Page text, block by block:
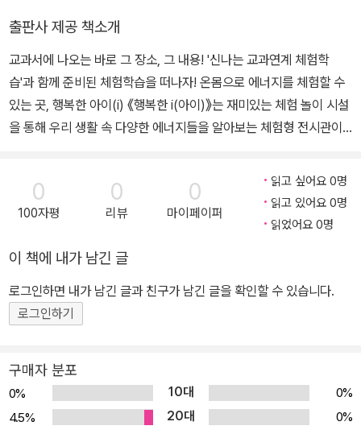
출판사 제공 책소개
교과서에 나오는 바로 그 장소, 그 내용! '신나는 교과연계 체험학
습'과 함께 준비된 체험학습을 떠나자! 온몸으로 에너지를 체험할 수
있는 곳, 행복한 아이(i) 《행복한 i(아이)》는 재미있는 체험 놀이 시설
을 통해 우리 생활 속 다양한 에너지들을 알아보는 체험형 전시관이
리에 대해 소개해 다양한 에너지원에 대한 학습을 자연스럽게 할 수
있도록 했다. 우리 주변에서 매일 사용하고 있지만 쉽게 지나쳐버리
는 에너지의 소중함과 앞으로 에너지가 우리 생활에 어떤 변화를 가
력, 바람이 힘을 이용하는 풍력, 핵분열을 이용하는 원자력까지 에너
지의 종류에 따라 어떤 이야기가 숨어 있는지 알아본다. 이 책은 3장
으로 구성되어 있는데, 먼저 1장인 ‘에너지는 무엇일까요?’ 에서는 우
리 삶에 리듬을 주는 생명의 근원인 태양 에너지에 대해 자세히 살펴
서부터 내 몸속 열에너지는 얼마나 되는지 등 재미있는 체험을 친절
하게 안내했다. 또 현재 우리 생활에 가장 많이 이용되는 화석 에너지
에는 어떤 종류가 있고, 그로 인해 어떤 문제점들이 생겨났는지 알아
0
100자평
0
리뷰
0
마이페이퍼
읽고 싶어요 0명
읽고 있어요 0명
읽었어요 0명
이 책에 내가 남긴 글
로그인하면 내가 남긴 글과 친구가 남긴 글을 확인할 수 있습니다.
로그인하기
구매자 분포
0% 10대
0%
4.5%
20대
0%